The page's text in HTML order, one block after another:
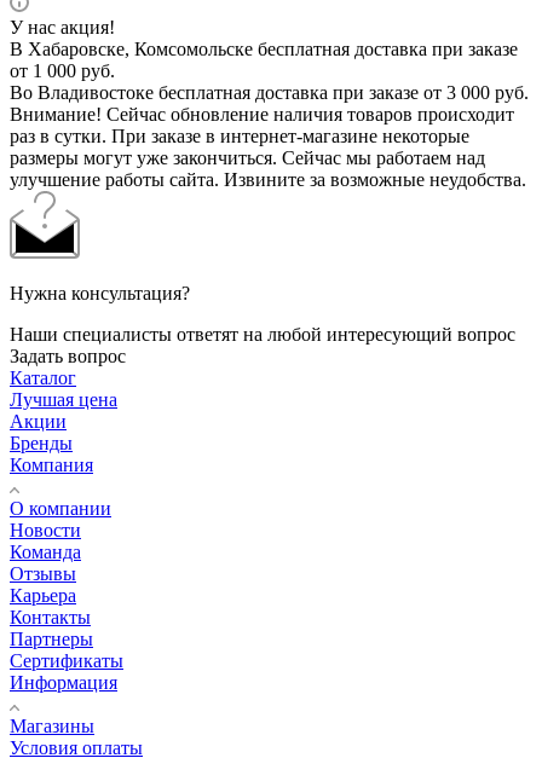
У нас акция!
В Хабаровске, Комсомольске бесплатная доставка при заказе
от 1 000 руб.
Во Владивостоке бесплатная доставка при заказе от 3 000 руб.
Внимание! Сейчас обновление наличия товаров происходит
раз в сутки. При заказе в интернет-магазине некоторые
размеры могут уже закончиться. Сейчас мы работаем над
улучшение работы сайта. Извините за возможные неудобства.
Нужна консультация?
Наши специалисты ответят на любой интересующий вопрос
Задать вопрос
Каталог
Лучшая цена
Акции
Бренды
Компания
О компании
Новости
Команда
Отзывы
Карьера
Контакты
Партнеры
Сертификаты
Информация
Магазины
Условия оплаты